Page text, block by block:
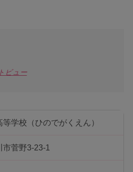
ビュー
等学校（ひのでがくえん）
菅野3-23-1